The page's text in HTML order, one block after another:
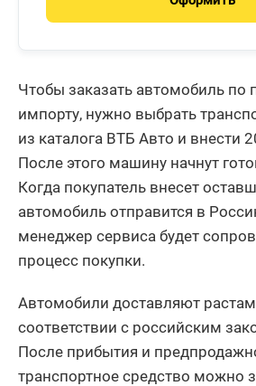
Чтобы заказать автомобиль по
импорту, нужно выбрать
из каталога ВТБ Авто и внести
После этого машину начнут
Когда покупатель внесет
автомобиль отправится в
менеджер сервиса будет
процесс покупки.
Автомобили доставляют
соответствии с российским
После прибытия и
транспортное средство можно